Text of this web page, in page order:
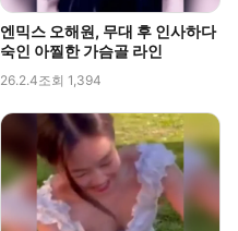
엔믹스 오해원, 무대 후 인사하다
숙인 아찔한 가슴골 라인
26.2.4조회 1,394